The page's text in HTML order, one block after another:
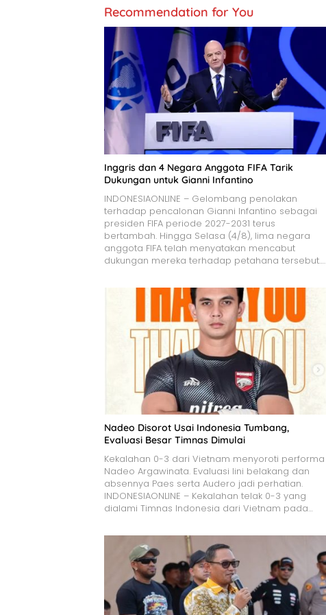
Recommendation for You
Inggris dan 4 Negara Anggota FIFA Tarik
Dukungan untuk Gianni Infantino
INDONESIAONLINE – Gelombang penolakan
terhadap pencalonan Gianni Infantino sebagai
presiden FIFA periode 2027-2031 terus
bertambah. Hingga Selasa (4/8), lima negara
anggota FIFA telah menyatakan mencabut
dukungan mereka terhadap petahana tersebut….
Nadeo Disorot Usai Indonesia Tumbang,
Evaluasi Besar Timnas Dimulai
Kekalahan 0-3 dari Vietnam menyoroti performa
Nadeo Argawinata. Evaluasi lini belakang dan
absennya Paes serta Audero jadi perhatian.
INDONESIAONLINE – Kekalahan telak 0-3 yang
dialami Timnas Indonesia dari Vietnam pada…